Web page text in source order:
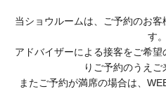
当ショウルームは、ご予約のお
す。
アドバイザーによる接客をご希
りご予約のうえご
またご予約が満席の場合は、